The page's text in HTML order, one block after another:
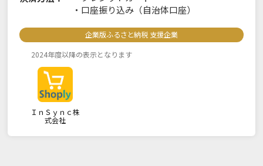
・ 口座振り込み（自治体口座）
企業版ふるさと納税 支援企業
2024年度以降の表示となります
ＩｎＳｙｎｃ株
式会社